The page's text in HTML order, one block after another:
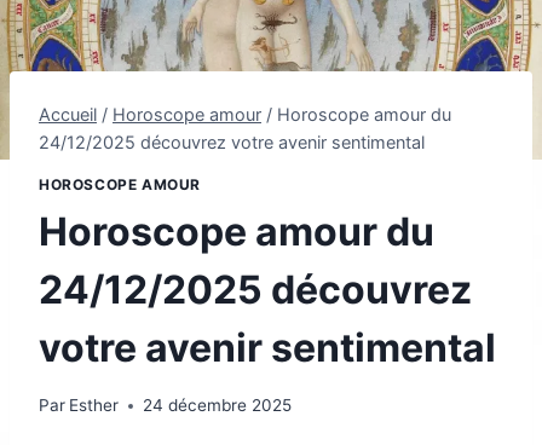
Accueil / Horoscope amour / Horoscope amour du
24/12/2025 découvrez votre avenir sentimental
HOROSCOPE AMOUR
Horoscope amour du
24/12/2025 découvrez
votre avenir sentimental
Par Esther 24 décembre 2025